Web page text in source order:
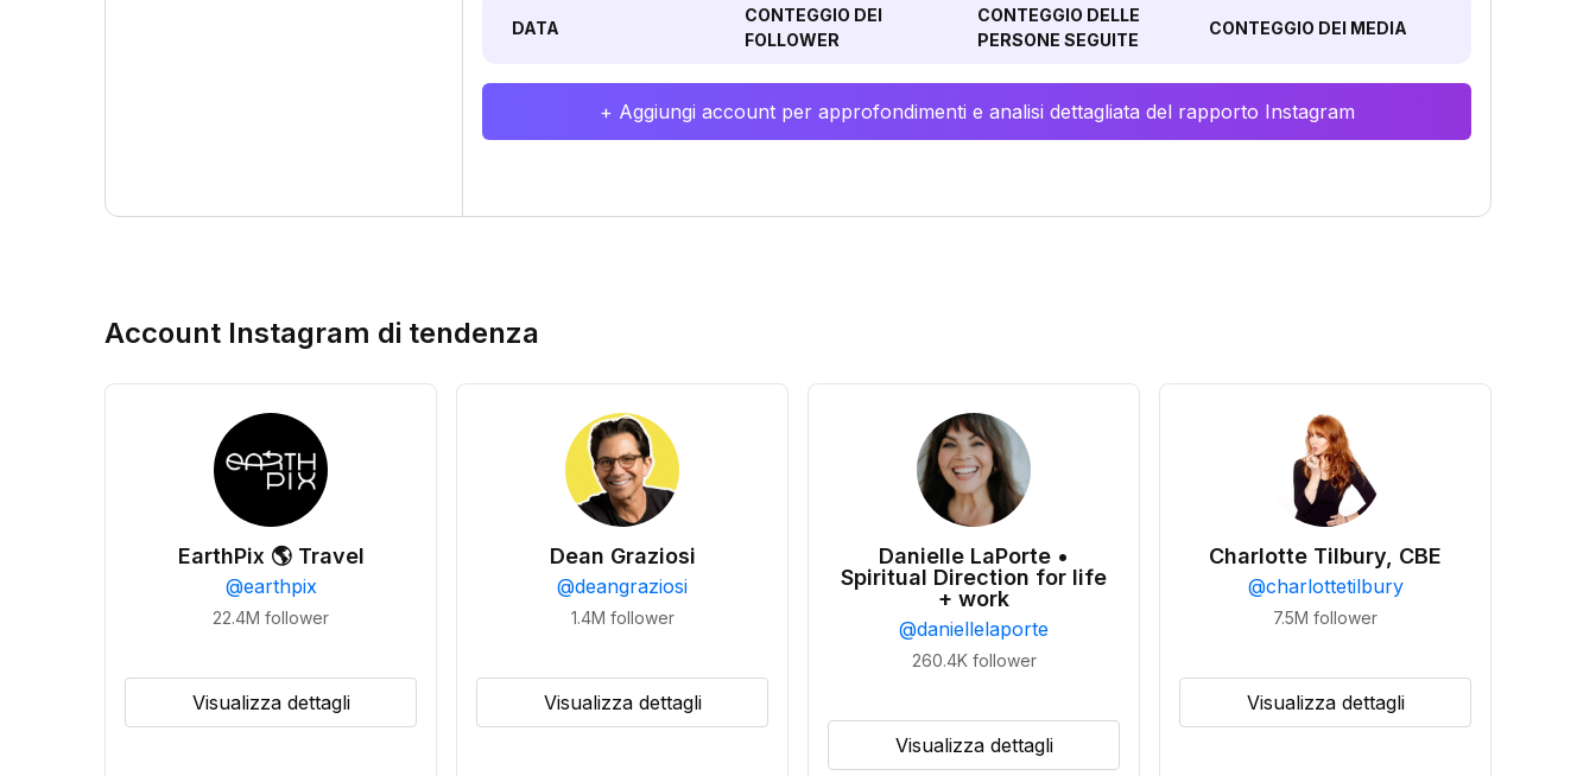
DATA
CONTEGGIO DEI
FOLLOWER
CONTEGGIO DELLE
PERSONE SEGUITE
CONTEGGIO DEI MEDIA
+ Aggiungi account per approfondimenti e analisi dettagliata del rapporto Instagram
Account Instagram di tendenza
EarthPix 🌎 Travel
@earthpix
22.4M follower
Visualizza dettagli
Dean Graziosi
@deangraziosi
1.4M follower
Visualizza dettagli
Danielle LaPorte •
Spiritual Direction for life
+ work
@daniellelaporte
260.4K follower
Visualizza dettagli
Charlotte Tilbury, CBE
@charlottetilbury
7.5M follower
Visualizza dettagli